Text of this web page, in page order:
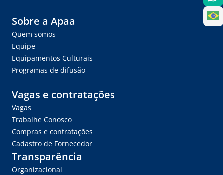
Sobre a Apaa
Quem somos
Equipe
Equipamentos Culturais
Programas de difusão
Vagas e contratações
Vagas
Trabalhe Conosco
Compras e contratações
Cadastro de Fornecedor
Transparência
Organizacional